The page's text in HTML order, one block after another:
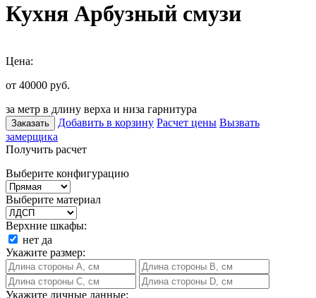
Кухня Арбузный смузи
Цена:
от 40000 руб.
за метр в длину верха и низа гарнитура
Заказать Добавить в корзину Расчет цены Вызвать
замерщика
Получить расчет
Выберите конфигурацию
Выберите материал
Верхние шкафы:
нет да
Укажите размер:
Укажите личные данные: